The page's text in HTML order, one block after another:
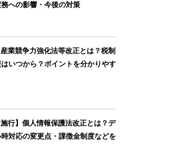
への影響・今後の対策
業競争力強化法等改正とは？税制
いつから？ポイントを分かりやす
施行】個人情報保護法改正とは？デ
対応の変更点・課徴金制度などを